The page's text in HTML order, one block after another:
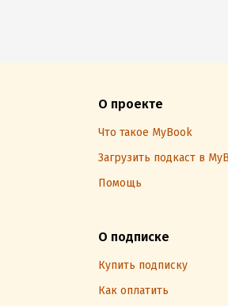
О проекте
Что такое MyBook
Загрузить подкаст в
Помощь
О подписке
Купить подписку
Как оплатить